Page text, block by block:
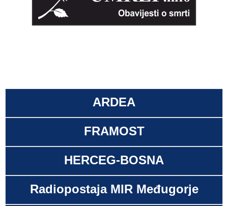
ARDEA
FRAMOST
HERCEG-BOSNA
Radiopostaja MIR Međugorje